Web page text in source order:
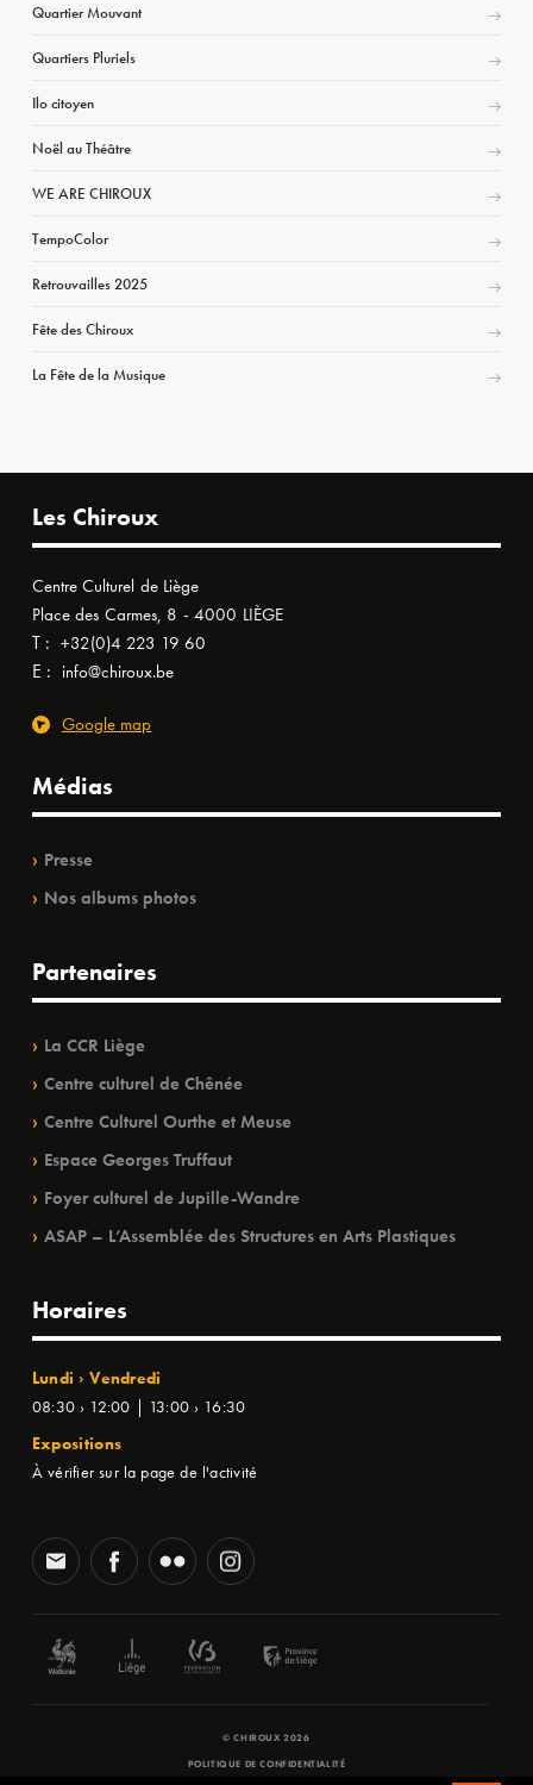
Quartier Mouvant
Quartiers Pluriels
Ilo citoyen
Noël au Théâtre
WE ARE CHIROUX
TempoColor
Retrouvailles 2025
Fête des Chiroux
La Fête de la Musique
Les Chiroux
Centre Culturel de Liège
Place des Carmes, 8 - 4000 LIÈGE
T : +32(0)4 223 19 60
E : info@chiroux.be
Google map
Médias
Presse
Nos albums photos
Partenaires
La CCR Liège
Centre culturel de Chênée
Centre Culturel Ourthe et Meuse
Espace Georges Truffaut
Foyer culturel de Jupille-Wandre
ASAP – L’Assemblée des Structures en Arts Plastiques
Horaires
Lundi › Vendredi
08:30 › 12:00 | 13:00 › 16:30
Expositions
À vérifier sur la page de l'activité
© CHIROUX 2026
POLITIQUE DE CONFIDENTIALITÉ